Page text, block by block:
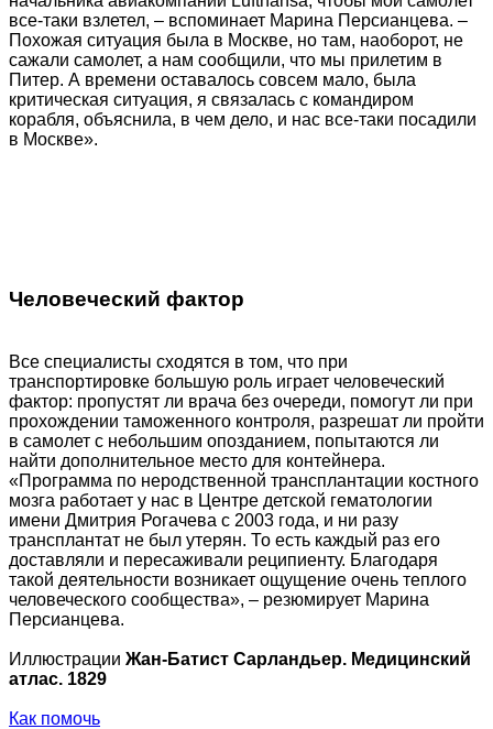
все-таки взлетел, – вспоминает Марина Персианцева. –
Похожая ситуация была в Москве, но там, наоборот, не
сажали самолет, а нам сообщили, что мы прилетим в
Питер. А времени оставалось совсем мало, была
критическая ситуация, я связалась с командиром
корабля, объяснила, в чем дело, и нас все-таки посадили
в Москве».
Человеческий фактор
Все специалисты сходятся в том, что при
транспортировке большую роль играет человеческий
фактор: пропустят ли врача без очереди, помогут ли при
прохождении таможенного контроля, разрешат ли пройти
в самолет с небольшим опозданием, попытаются ли
найти дополнительное место для контейнера.
«Программа по неродственной трансплантации костного
мозга работает у нас в Центре детской гематологии
имени Дмитрия Рогачева с 2003 года, и ни разу
трансплантат не был утерян. То есть каждый раз его
доставляли и пересаживали реципиенту. Благодаря
такой деятельности возникает ощущение очень теплого
человеческого сообщества», – резюмирует Марина
Персианцева.
Иллюстрации Жан-Батист Сарландьер. Медицинский
атлас. 1829
Как помочь